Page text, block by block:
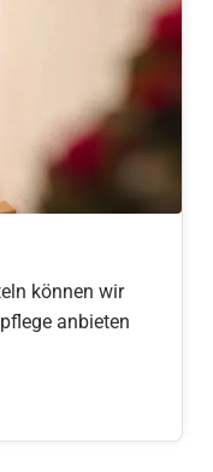
können wir
anbieten